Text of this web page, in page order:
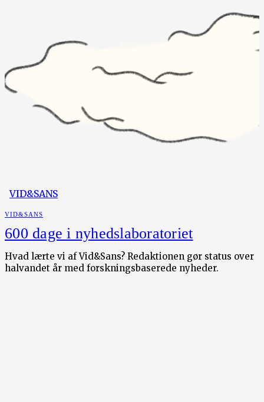
VID&SANS
VID&SANS
600 dage i nyhedslaboratoriet
Hvad lærte vi af Vid&Sans? Redaktionen gør status over
halvandet år med forskningsbaserede nyheder.